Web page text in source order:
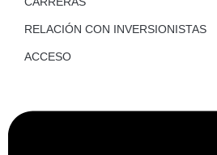
RELACIÓN CON INVERSIONISTAS
ACCESO